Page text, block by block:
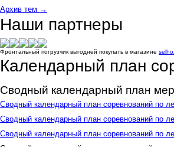
Архив тем →
Наши партнеры
Фронтальный погрузчик выгодней покупать в магазине
Календарный план
Сводный календарный план
Сводный календарный план соревнований по
Сводный календарный план соревнований по
Сводный календарный план соревнований по